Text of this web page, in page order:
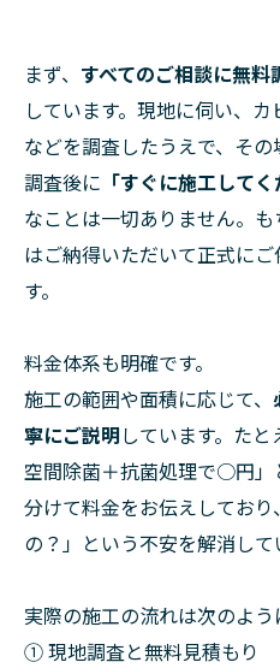
まず、 すべてのご相談に無
しています。現地に伺い、
などを調査したうえで、その
調査後に 「すぐに施工してく
なことは一切ありません。
はご納得いただいて正式に
す。
料金体系も明確です。
施工の範囲や面積に応じて、
寧にご説明しています。た
空間除菌＋抗菌処理で○円」
分けて料金をお伝えしてお
の？」という不安を解消して
実際の施工の流れは次のよう
① 現地調査と無料見積もり